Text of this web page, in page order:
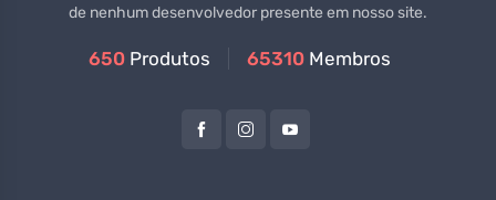
de nenhum desenvolvedor presente em nosso site.
650 Produtos 65310 Membros